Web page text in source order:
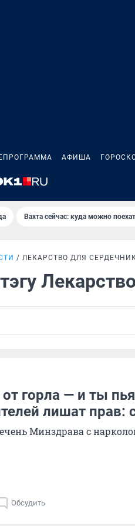
АФИША
Вахта сейчас: куда можно
ЛЕКАРСТВО ДЛЯ
горла — и ты
лишат прав:
Минздрава с
Обсудить